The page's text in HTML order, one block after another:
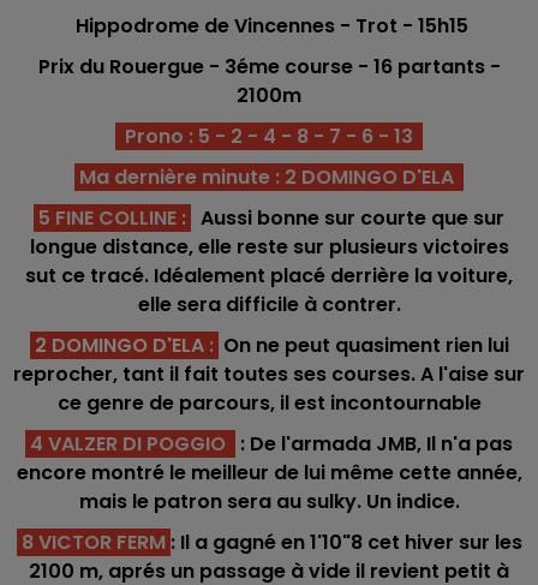
Hippodrome de Vincennes - Trot - 15h15
Prix du Rouergue - 3éme course - 16 partants -
2100m
Prono : 5 - 2 - 4 - 8 - 7 - 6 - 13
Ma dernière minute : 2 DOMINGO D'ELA
5 FINE COLLINE : Aussi bonne sur courte que sur
longue distance, elle reste sur plusieurs victoires
sut ce tracé. Idéalement placé derrière la voiture,
elle sera difficile à contrer.
2 DOMINGO D'ELA : On ne peut quasiment rien lui
reprocher, tant il fait toutes ses courses. A l'aise sur
ce genre de parcours, il est incontournable
4 VALZER DI POGGIO : De l'armada JMB, Il n'a pas
encore montré le meilleur de lui même cette année,
mais le patron sera au sulky. Un indice.
8 VICTOR FERM : Il a gagné en 1'10"8 cet hiver sur les
2100 m, aprés un passage à vide il revient petit à